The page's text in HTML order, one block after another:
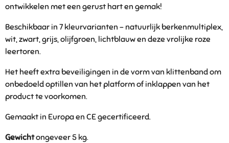
ontwikkelen met een gerust hart en gemak!
Beschikbaar in 7 kleurvarianten - natuurlijk berkenmultiplex,
wit, zwart, grijs, olijfgroen, lichtblauw en deze vrolijke roze
leertoren.
Het heeft extra beveiligingen in de vorm van klittenband om
onbedoeld optillen van het platform of inklappen van het
product te voorkomen.
Gemaakt in Europa en CE gecertificeerd.
Gewichtongeveer 5 kg.